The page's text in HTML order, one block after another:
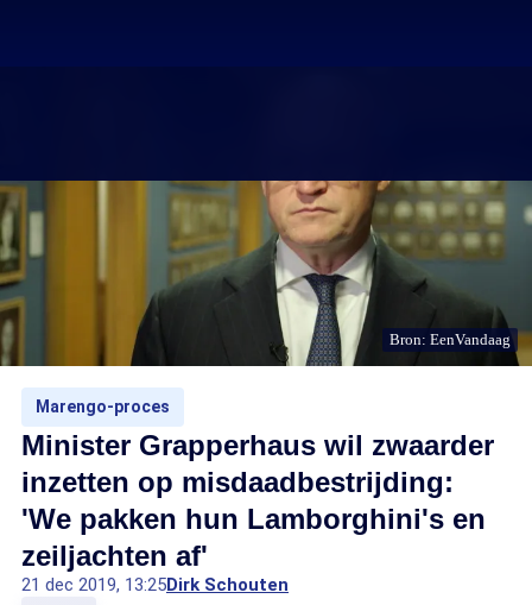
Bron: EenVandaag
Marengo-proces
Minister Grapperhaus wil zwaarder
inzetten op misdaadbestrijding:
'We pakken hun Lamborghini's en
zeiljachten af'
21 dec 2019, 13:25Dirk Schouten